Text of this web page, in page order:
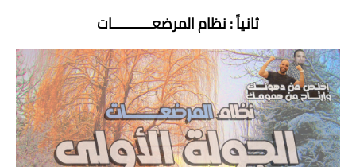
ثانياً : نظام المرضعــــــــــات